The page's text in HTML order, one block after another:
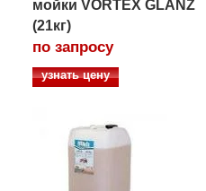
мойки VORTEX GLANZ
(21кг)
по запросу
узнать цену